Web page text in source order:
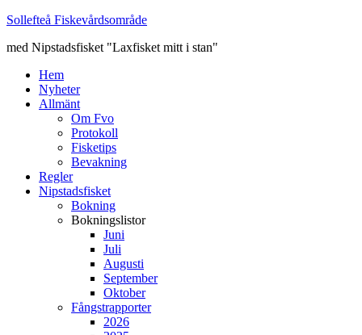
Sollefteå Fiskevårdsområde
med Nipstadsfisket "Laxfisket mitt i stan"
Hem
Nyheter
Allmänt
Om Fvo
Protokoll
Fisketips
Bevakning
Regler
Nipstadsfisket
Bokning
Bokningslistor
Juni
Juli
Augusti
September
Oktober
Fångstrapporter
2026